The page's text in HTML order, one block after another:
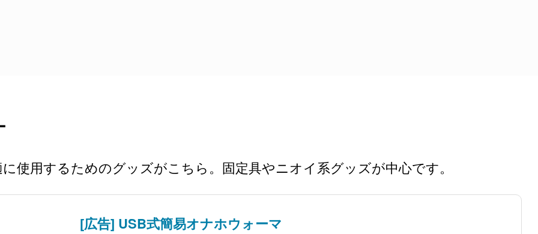
使用するためのグッズがこちら。固定具やニオイ系グッズが中心です。
[広告] USB式簡易オナホウォーマ